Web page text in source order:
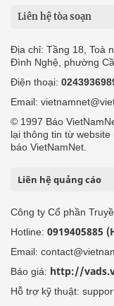
Liên hệ tòa soạn
Địa chỉ: Tầng 18, Toà
Đình Nghệ, phường
Điện thoại:
Email:
© 1997 Báo
lại thông tin từ
báo VietNamNet.
Liên hệ quảng cáo
Công ty Cổ phần
Hotline: 0919405885
Email:
Báo giá: http://
Hỗ trợ kỹ thuật: